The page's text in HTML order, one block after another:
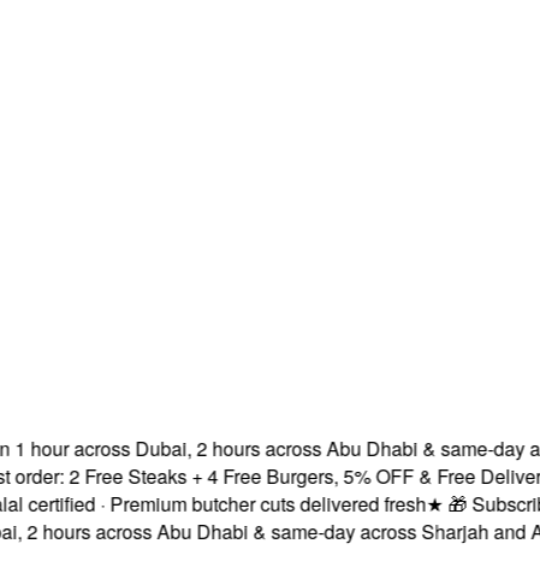
across Dubai, 2 hours across Abu Dhabi & same-day
2 Free Steaks + 4 Free Burgers, 5% OFF & Free Delivery!
· Premium butcher cuts delivered fresh★🎁 Subscribe
across Abu Dhabi & same-day across Sharjah and